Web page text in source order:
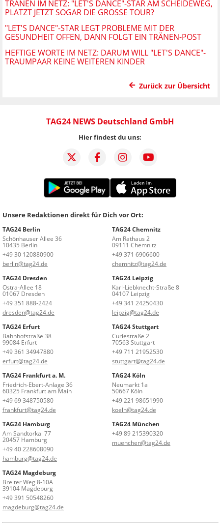
TRÄNEN IM NETZ: "LET'S DANCE"-STAR AM SCHEIDEWEG,
PLATZT JETZT SOGAR DIE GROSSE TOUR?
"LET'S DANCE"-STAR LEGT PROBLEME MIT DER
GESUNDHEIT OFFEN, DANN FOLGT EIN TRÄNEN-POST
HEFTIGE WORTE IM NETZ: DARUM WILL "LET'S DANCE"-
TRAUMPAAR KEINE WEITEREN KINDER
Zurück zur Übersicht
TAG24 NEWS Deutschland GmbH
Hier findest du uns:
Unsere Redaktionen direkt für Dich vor Ort:
TAG24 Berlin
Schönhauser Allee 36
10435 Berlin
+49 30 120880900
berlin@tag24.de
TAG24 Chemnitz
Am Rathaus 2
09111 Chemnitz
+49 371 6906600
chemnitz@tag24.de
TAG24 Dresden
Ostra-Allee 18
01067 Dresden
+49 351 888-2424
dresden@tag24.de
TAG24 Leipzig
Karl-Liebknecht-Straße 8
04107 Leipzig
+49 341 24250430
leipzig@tag24.de
TAG24 Erfurt
Bahnhofstraße 38
99084 Erfurt
+49 361 34947880
erfurt@tag24.de
TAG24 Stuttgart
Curiestraße 2
70563 Stuttgart
+49 711 21952530
stuttgart@tag24.de
TAG24 Frankfurt a. M.
Friedrich-Ebert-Anlage 36
60325 Frankfurt am Main
+49 69 348750580
frankfurt@tag24.de
TAG24 Köln
Neumarkt 1a
50667 Köln
+49 221 98651990
koeln@tag24.de
TAG24 Hamburg
Am Sandtorkai 77
20457 Hamburg
+49 40 228608090
hamburg@tag24.de
TAG24 München
+49 89 215390320
muenchen@tag24.de
TAG24 Magdeburg
Breiter Weg 8-10A
39104 Magdeburg
+49 391 50548260
magdeburg@tag24.de